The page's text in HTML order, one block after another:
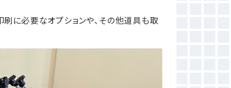
に必要なオプションや、その他道具も取